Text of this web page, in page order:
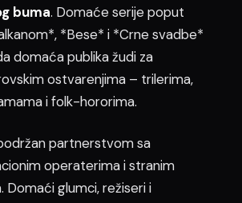
buma. Domaće serije poput
*Bese* i *Crne svadbe*
domaća publika žudi za
ostvarenjima – trilerima,
i folk-hororima.
partnerstvom sa
operaterima i stranim
Domaći glumci, režiseri i